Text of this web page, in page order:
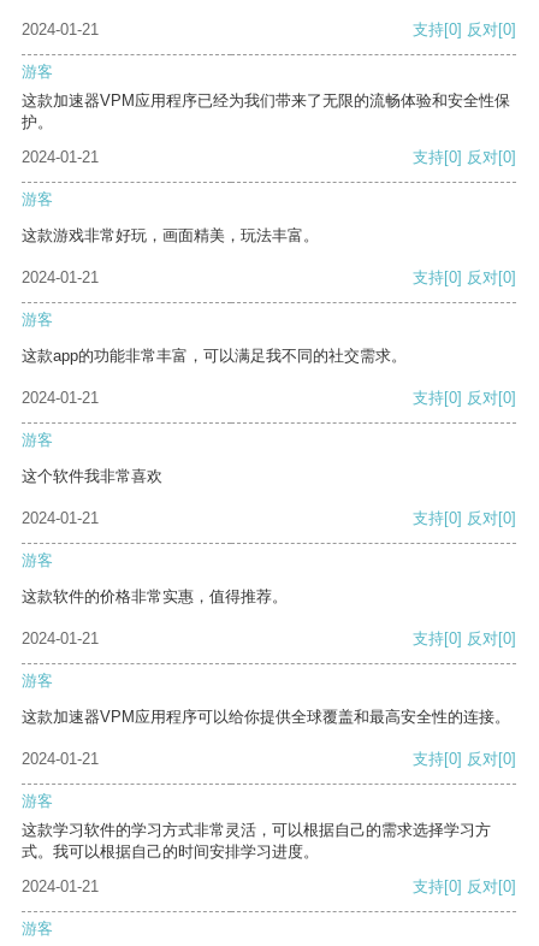
2024-01-21 支持[0] 反对[0]
游客
这款加速器VPM应用程序已经为我们带来了无限的流畅体验和安全性保
护。
2024-01-21
支持[0] 反对[0]
游客
这款游戏非常好玩，画面精美，玩法丰富。
2024-01-21 支持[0] 反对[0]
游客
这款app的功能非常丰富，可以满足我不同的社交需求。
2024-01-21 支持[0] 反对[0]
游客
这个软件我非常喜欢
2024-01-21 支持[0] 反对[0]
游客
这款软件的价格非常实惠，值得推荐。
2024-01-21 支持[0] 反对[0]
游客
这款加速器VPM应用程序可以给你提供全球覆盖和最高安全性的连接。
2024-01-21 支持[0] 反对[0]
游客
这款学习软件的学习方式非常灵活，可以根据自己的需求选择学习方
式。我可以根据自己的时间安排学习进度。
2024-01-21
支持[0] 反对[0]
游客